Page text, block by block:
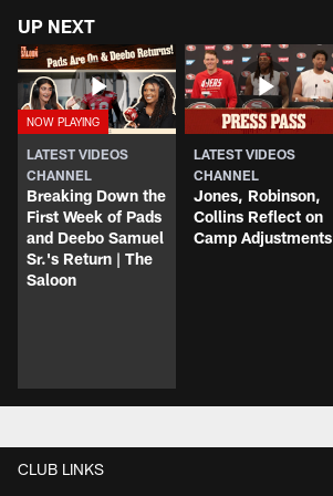
UP NEXT
LATEST VIDEOS
CHANNEL
Breaking Down the
First Week of Pads
and Deebo Samuel
Sr.'s Return | The
Saloon
LATEST VIDEOS
CHANNEL
Jones, Robinson,
Collins Reflect on
Camp Adjustments
CLUB LINKS